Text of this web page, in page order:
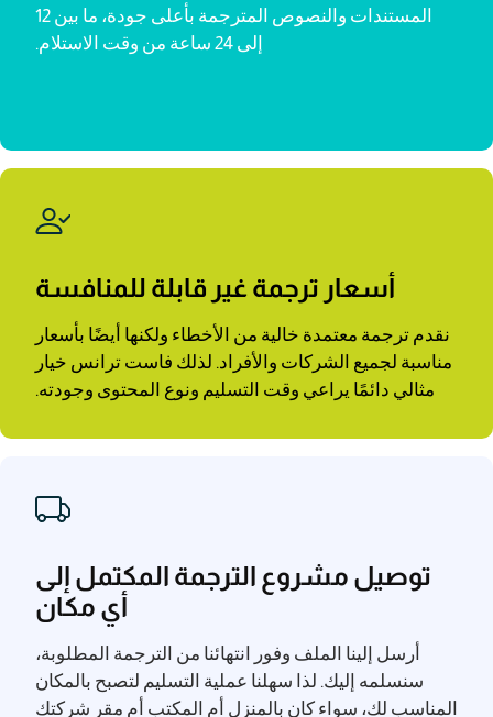
المستندات والنصوص المترجمة بأعلى جودة، ما بين 12
إلى 24 ساعة من وقت الاستلام.
أسعار ترجمة غير قابلة للمنافسة
نقدم ترجمة معتمدة خالية من الأخطاء ولكنها أيضًا بأسعار
مناسبة لجميع الشركات والأفراد. لذلك فاست ترانس خيار
مثالي دائمًا يراعي وقت التسليم ونوع المحتوى وجودته.
توصيل مشروع الترجمة المكتمل إلى
أي مكان
أرسل إلينا الملف وفور انتهائنا من الترجمة المطلوبة،
سنسلمه إليك. لذا سهلنا عملية التسليم لتصبح بالمكان
المناسب لك، سواء كان بالمنزل أم المكتب أم مقر شركتك